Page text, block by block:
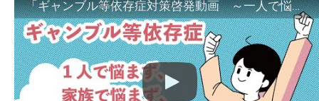
「ギャンブル等依存症対策啓発動画 ～一人で悩まず、家族で悩まず、まず！相談機関へ～」